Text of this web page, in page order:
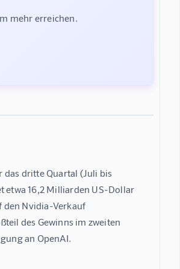
mehr erreichen.
das dritte Quartal (Juli bis
etwa 16,2 Milliarden US-Dollar
den Nvidia-Verkauf
des Gewinns im zweiten
an OpenAI.